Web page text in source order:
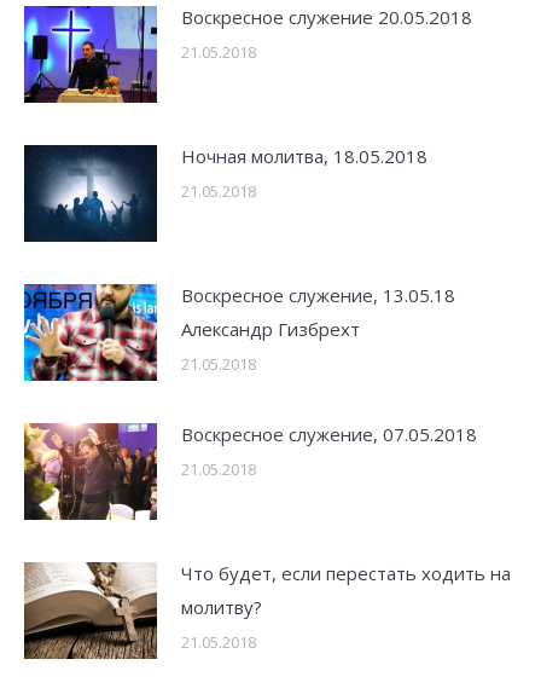
Воскресное служение 20.05.2018
21.05.2018
Ночная молитва, 18.05.2018
21.05.2018
Воскресное служение, 13.05.18
Александр Гизбрехт
21.05.2018
Воскресное служение, 07.05.2018
21.05.2018
Что будет, если перестать ходить на
молитву?
21.05.2018